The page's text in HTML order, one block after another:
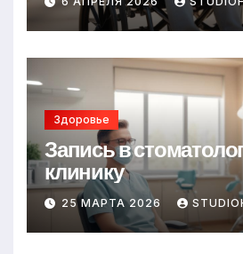
Здоровье
Запись в
клинику
25 МАРТА 2026